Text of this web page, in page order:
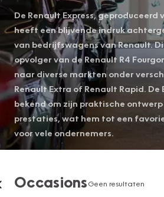
De Renault Express, geproduceerd
heeft een blijvende indruk
van bedrijfswagens van Renault.
opvolger van de Renault R4
naar diverse markten onder
Renault Extra of Renault Rapid. De
bekend om zijn praktische
prestaties, wat hem tot een
voor vele ondernemers.
OccasionsGeen resultaten